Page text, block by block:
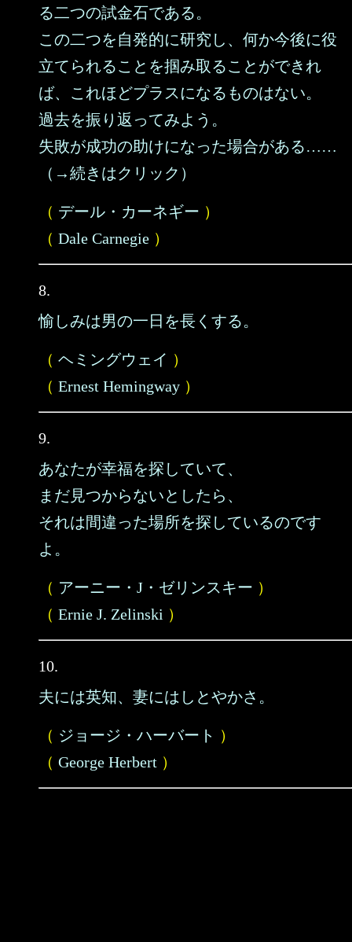
る二つの試金石である。
この二つを自発的に研究し、何か今後に役
立てられることを掴み取ることができれ
ば、これほどプラスになるものはない。
過去を振り返ってみよう。
失敗が成功の助けになった場合がある……
（→続きはクリック）
（ デール・カーネギー ）
（ Dale Carnegie ）
8.
愉しみは男の一日を長くする。
（ ヘミングウェイ ）
（ Ernest Hemingway ）
9.
あなたが幸福を探していて、
まだ見つからないとしたら、
それは間違った場所を探しているのです
よ。
（ アーニー・J・ゼリンスキー ）
（ Ernie J. Zelinski ）
10.
夫には英知、妻にはしとやかさ。
（ ジョージ・ハーバート ）
（ George Herbert ）